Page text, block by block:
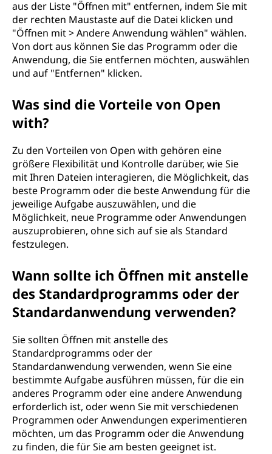
aus der Liste "Öffnen mit" entfernen, indem Sie mit
der rechten Maustaste auf die Datei klicken und
"Öffnen mit > Andere Anwendung wählen" wählen.
Von dort aus können Sie das Programm oder die
Anwendung, die Sie entfernen möchten, auswählen
und auf "Entfernen" klicken.
Was sind die Vorteile von Open
with?
Zu den Vorteilen von Open with gehören eine
größere Flexibilität und Kontrolle darüber, wie Sie
mit Ihren Dateien interagieren, die Möglichkeit, das
beste Programm oder die beste Anwendung für die
jeweilige Aufgabe auszuwählen, und die
Möglichkeit, neue Programme oder Anwendungen
auszuprobieren, ohne sich auf sie als Standard
festzulegen.
Wann sollte ich Öffnen mit anstelle
des Standardprogramms oder der
Standardanwendung verwenden?
Sie sollten Öffnen mit anstelle des
Standardprogramms oder der
Standardanwendung verwenden, wenn Sie eine
bestimmte Aufgabe ausführen müssen, für die ein
anderes Programm oder eine andere Anwendung
erforderlich ist, oder wenn Sie mit verschiedenen
Programmen oder Anwendungen experimentieren
möchten, um das Programm oder die Anwendung
zu finden, die für Sie am besten geeignet ist.